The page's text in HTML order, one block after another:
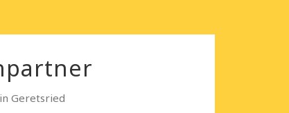
Geretsried